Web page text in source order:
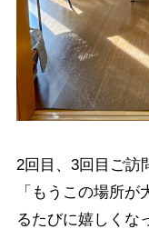
2回目、3回目ご訪
「もうこの場所
るたびに嬉しくな